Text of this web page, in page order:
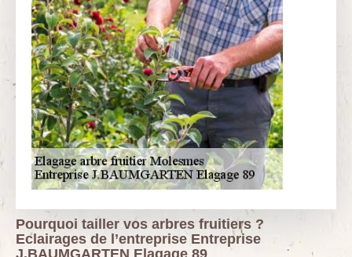
Pourquoi tailler vos arbres fruitiers ?
Eclairages de l’entreprise Entreprise